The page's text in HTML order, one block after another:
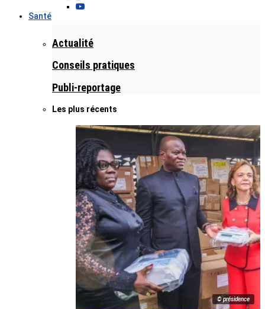
Santé
Actualité
Conseils pratiques
Publi-reportage
Les plus récents
© présidence